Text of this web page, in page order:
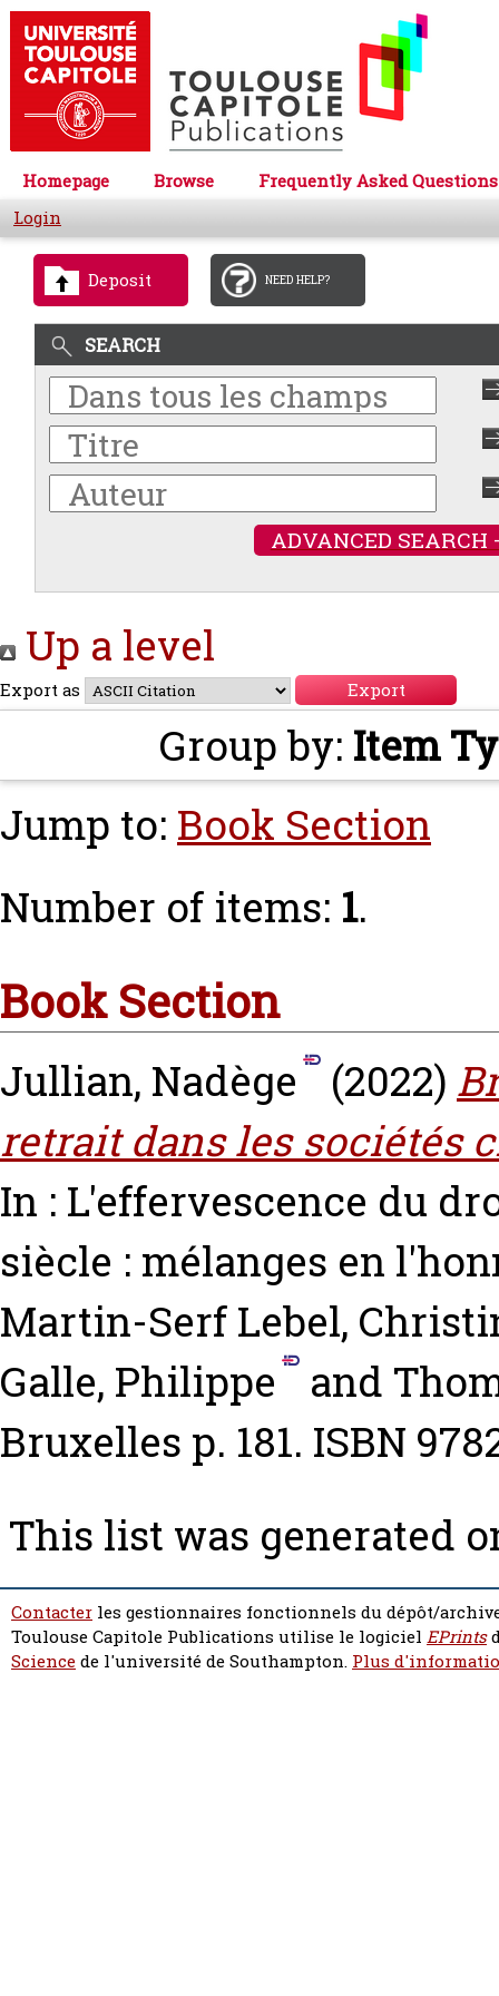
Homepage Browse
Frequently Asked Questions
Login
Deposit NEED HELP?
SEARCH
ADVANCED SEARCH
Up a level
Export as
Group by: Item
Jump to: Book Section
Number of items: 1.
Book Section
Jullian, Nadège (2022)
retrait dans les sociétés
In : L'effervescence du
siècle : mélanges en
Martin-Serf Lebel,
Galle, Philippe
and
Bruxelles p. 181. ISBN
This list was generated
Contacter les gestionnaires fonctionnels du dépôt/
Toulouse Capitole Publications utilise le logiciel EPrints
Sciencede l'université de Southampton. Plus